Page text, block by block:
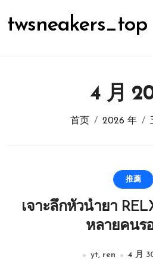
容
twsneakers_top
4 月
首页 2026 年
推薦
เจาะลึกหัวน้ำยา
หลายคนร
yt, ren 4 月